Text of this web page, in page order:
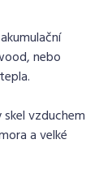
nebo
vzduchem
a velké